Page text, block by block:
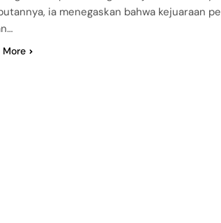
ia menegaskan bahwa kejuaraan
More